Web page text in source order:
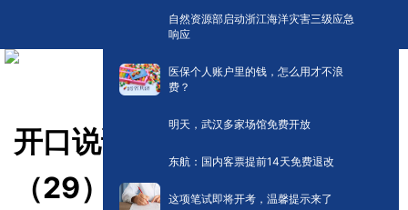
自然资源部启动浙江海洋灾害三级应急
响应
医保个人账户里的钱，怎么用才不浪
费？
明天，武汉多家场馆免费开放
东航：国内客票提前14天免费退改
这项笔试即将开考，温馨提示来了
开口说话|《好书第二季》
（29）